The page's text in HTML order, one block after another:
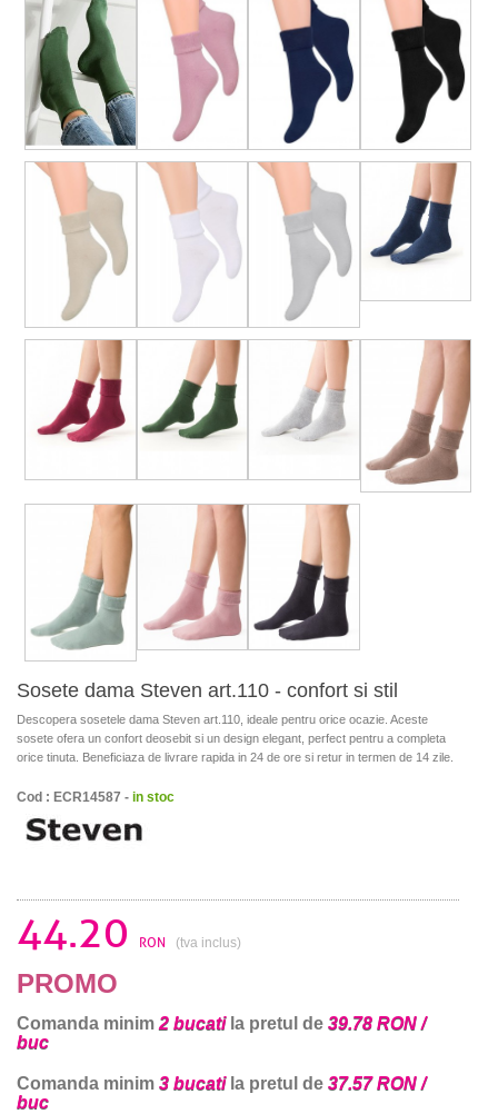
Sosete dama Steven art.110 - confort si stil
Descopera sosetele dama Steven art.110, ideale pentru orice ocazie. Aceste
sosete ofera un confort deosebit si un design elegant, perfect pentru a completa
orice tinuta. Beneficiaza de livrare rapida in 24 de ore si retur in termen de 14 zile.
Cod : ECR14587 - in stoc
44.20 RON (tva inclus)
PROMO
Comanda minim 2 bucatila pretul de 39.78 RON /
buc
Comanda minim 3 bucatila pretul de 37.57 RON /
buc